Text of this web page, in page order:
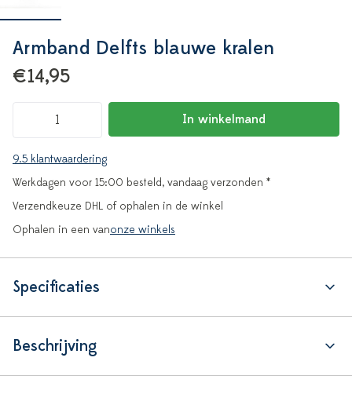
Armband Delfts blauwe kralen
€14,95
In winkelmand
9.5 klantwaardering
Werkdagen voor 15:00 besteld, vandaag verzonden *
Verzendkeuze DHL of ophalen in de winkel
Ophalen in een vanonze winkels
Specificaties
Beschrijving